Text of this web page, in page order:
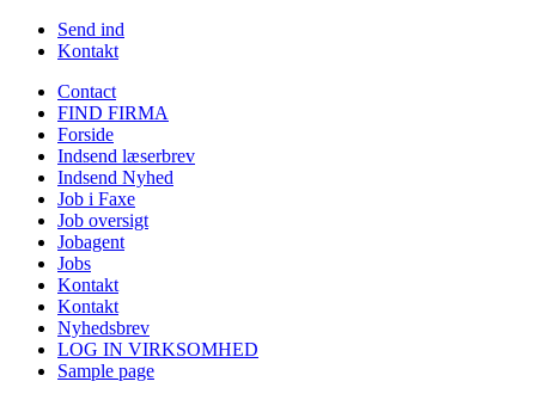
Send ind
Kontakt
Contact
FIND FIRMA
Forside
Indsend læserbrev
Indsend Nyhed
Job i Faxe
Job oversigt
Jobagent
Jobs
Kontakt
Kontakt
Nyhedsbrev
LOG IN VIRKSOMHED
Sample page